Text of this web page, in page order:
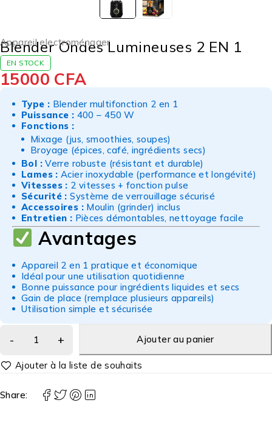
Appareil electroménager
Blender Ondes Lumineuses 2 EN 1
EN STOCK
15000 CFA
Type : Blender multifonction 2 en 1
Puissance : 400 – 450 W
Fonctions :
Mixage (jus, smoothies, soupes)
Broyage (épices, café, ingrédients secs)
Bol :Verre robuste (résistant et durable)
Lames : Acier inoxydable (performance et longévité)
Vitesses : 2 vitesses + fonction pulse
Sécurité : Système de verrouillage sécurisé
Accessoires :Moulin (grinder) inclus
Entretien : Pièces démontables, nettoyage facile
Avantages
Appareil 2 en 1 pratique et économique
Idéal pour une utilisation quotidienne
Bonne puissance pour ingrédients liquides et secs
Gain de place (remplace plusieurs appareils)
Utilisation simple et sécurisée
Ajouter au panier
Share: